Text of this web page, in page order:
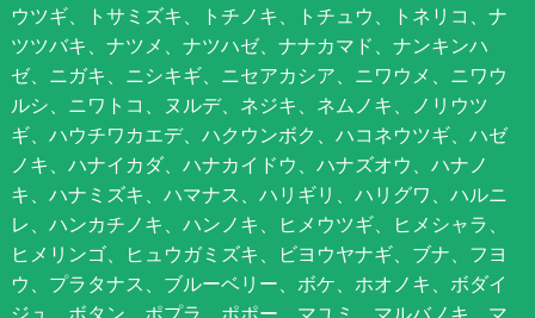
ウツギ、トサミズキ、トチノキ、トチュウ、トネリコ、ナ
ツツバキ、ナツメ、ナツハゼ、ナナカマド、ナンキンハ
ゼ、ニガキ、ニシキギ、ニセアカシア、ニワウメ、ニワウ
ルシ、ニワトコ、ヌルデ、ネジキ、ネムノキ、ノリウツ
ギ、ハウチワカエデ、ハクウンボク、ハコネウツギ、ハゼ
ノキ、ハナイカダ、ハナカイドウ、ハナズオウ、ハナノ
キ、ハナミズキ、ハマナス、ハリギリ、ハリグワ、ハルニ
レ、ハンカチノキ、ハンノキ、ヒメウツギ、ヒメシャラ、
ヒメリンゴ、ヒュウガミズキ、ビヨウヤナギ、ブナ、フヨ
ウ、プラタナス、ブルーベリー、ボケ、ホオノキ、ボダイ